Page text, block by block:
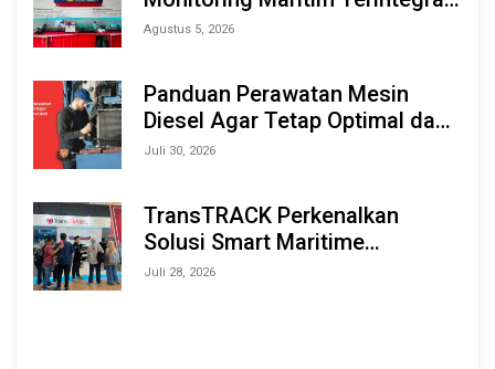
Berbasis AI & IoT di Indonesia
Agustus 5, 2026
Panduan Perawatan Mesin
Diesel Agar Tetap Optimal dan
Tahan Lama
Juli 30, 2026
TransTRACK Perkenalkan
Solusi Smart Maritime
Monitoring Berbasis AI dan IoT
Juli 28, 2026